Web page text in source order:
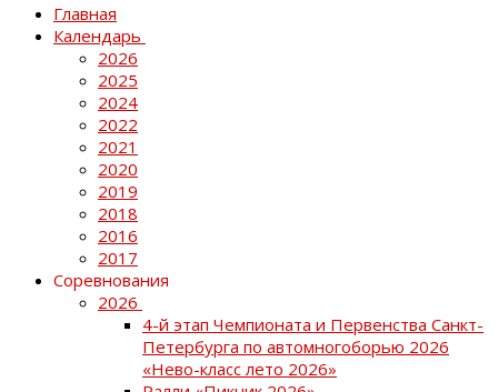
Главная
Календарь
2026
2025
2024
2022
2021
2020
2019
2018
2016
2017
Соревнования
2026
4-й этап Чемпионата и Первенства Санкт-
Петербурга по автомногоборью 2026
«Нево-класс лето 2026»